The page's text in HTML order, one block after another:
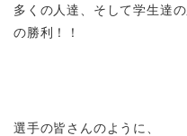
多くの人達、そして学生達
の勝利！！
選手の皆さんのように、